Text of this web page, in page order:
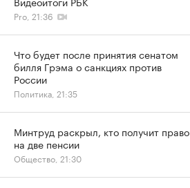
Pro, 21:36
Что будет после принятия сенатом
билля Грэма о санкциях против
России
Политика, 21:35
Минтруд раскрыл, кто получит право
на две пенсии
Общество, 21:30